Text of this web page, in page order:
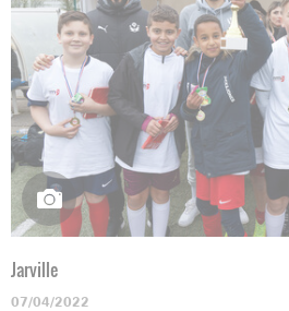
Jarville
07/04/2022